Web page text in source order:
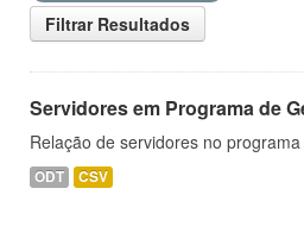
Filtrar Resultados
Servidores em Programa de
Relação de servidores no
ODT CSV